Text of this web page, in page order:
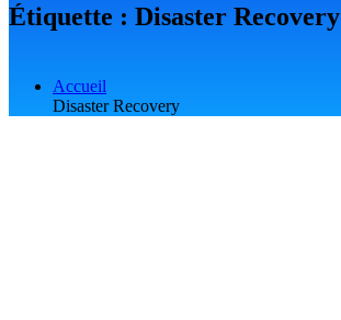
Étiquette : Disaster Recovery
Accueil
Disaster Recovery